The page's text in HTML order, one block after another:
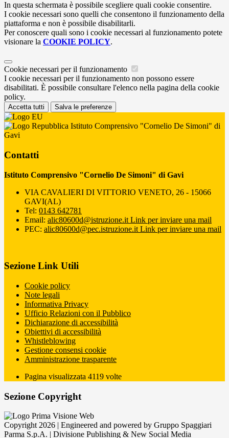
In questa schermata è possibile scegliere quali cookie consentire.
I cookie necessari sono quelli che consentono il funzionamento della
piattaforma e non è possibile disabilitarli.
Per conoscere quali sono i cookie necessari al funzionamento potete
visionare la COOKIE POLICY.
Cookie necessari per il funzionamento
I cookie necessari per il funzionamento non possono essere
disabilitati. È possibile consultare l'elenco nella pagina della cookie
policy.
Accetta tutti Salva le preferenze
Istituto Comprensivo "Cornelio De Simoni" di
Gavi
Contatti
Istituto Comprensivo "Cornelio De Simoni" di Gavi
VIA CAVALIERI DI VITTORIO VENETO, 26 - 15066
GAVI(AL)
Tel: 0143 642781
Email: alic80600d@istruzione.it Link per inviare una mail
PEC: alic80600d@pec.istruzione.it Link per inviare una mail
Sezione Link Utili
Cookie policy
Note legali
Informativa Privacy
Ufficio Relazioni con il Pubblico
Dichiarazione di accessibilità
Obiettivi di accessibilità
Whistleblowing
Gestione consensi cookie
Amministrazione trasparente
Pagina visualizzata 4119 volte
Sezione Copyright
Copyright 2026 | Engineered and powered by Gruppo Spaggiari
Parma S.p.A. | Divisione Publishing & New Social Media